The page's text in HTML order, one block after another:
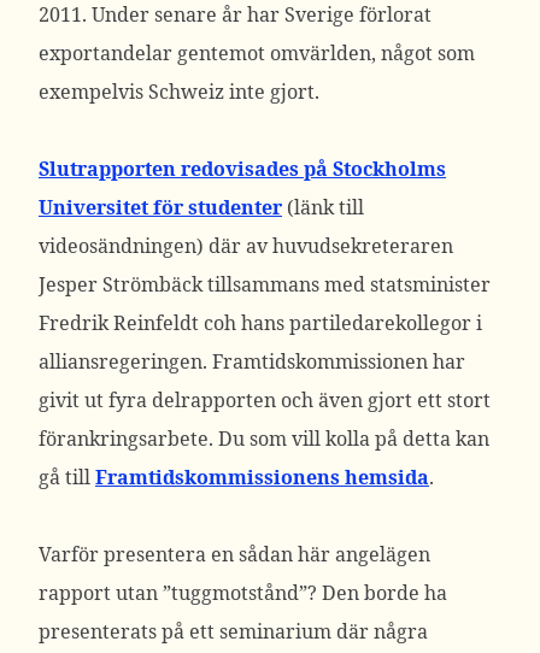
2011. Under senare år har Sverige förlorat
exportandelar gentemot omvärlden, något som
exempelvis Schweiz inte gjort.
Slutrapporten redovisades på Stockholms
Universitet för studenter (länk till
videosändningen) där av huvudsekreteraren
Jesper Strömbäck tillsammans med statsminister
Fredrik Reinfeldt coh hans partiledarekollegor i
alliansregeringen. Framtidskommissionen har
givit ut fyra delrapporten och även gjort ett stort
förankringsarbete. Du som vill kolla på detta kan
gå tillFramtidskommissionens hemsida.
Varför presentera en sådan här angelägen
rapport utan ”tuggmotstånd”? Den borde ha
presenterats på ett seminarium där några